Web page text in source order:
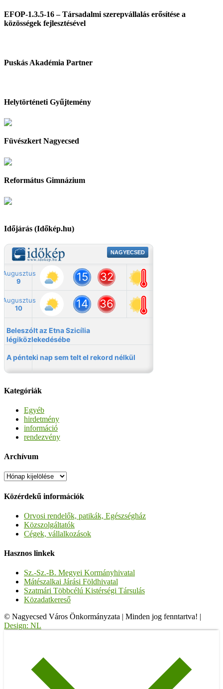
EFOP-1.3.5-16 – Társadalmi szerepvállalás erősítése a
közösségek fejlesztésével
Puskás Akadémia Partner
Helytörténeti Gyűjtemény
Füvészkert Nagyecsed
Református Gimnázium
Időjárás (Időkép.hu)
Kategóriák
Egyéb
hirdetmény
információ
rendezvény
Archívum
Archívum
Közérdekű információk
Orvosi rendelők, patikák, Egészségház
Közszolgáltatók
Cégek, vállalkozások
Hasznos linkek
Sz.-Sz.-B. Megyei Kormányhivatal
Mátészalkai Járási Földhivatal
Szatmári Többcélú Kistérségi Társulás
Közadatkereső
© Nagyecsed Város Önkormányzata
Minden jog fenntartva!
Design: NL